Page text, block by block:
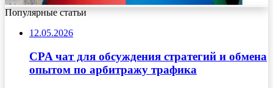
Популярные статьи
12.05.2026
CPA чат для обсуждения стратегий и обмена
опытом по арбитражу трафика